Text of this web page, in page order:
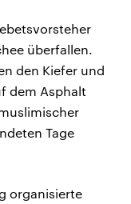
überfallen.
den Kiefer und
dem Asphalt
Tage
organisierte